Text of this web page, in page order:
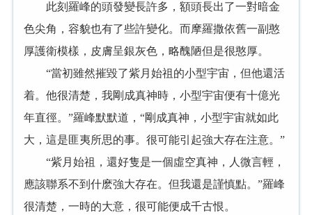
此刻羅峰的頭發變長許多，額頭長出了一對暗金
色尖角，容貌也有了些許變化。而摩羅撒依舊一副憨
厚護衛模樣，皮膚呈銀灰色，略醜陋但是很憨厚。
“當初雖然摧毀了紫月始祖的小型宇宙，但他還活
着。他很清楚，我剛成真神時，小型宇宙便有十億光
年直徑。”羅峰默默道，“剛成真神，小型宇宙就如此
大，這是匪夷所思的事。很可能引起強大存在注意。”
“紫月始祖，還好隻是一個虛空真神，人微言輕，
應該聯系不到什麽強大存在。但我還是謹慎點。”羅峰
很清楚，一時的大意，很可能便成千古恨。